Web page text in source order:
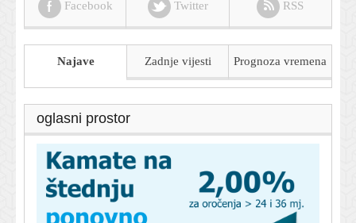
Facebook Twitter RSS
Najave Zadnje vijesti Prognoza vremena
oglasni prostor